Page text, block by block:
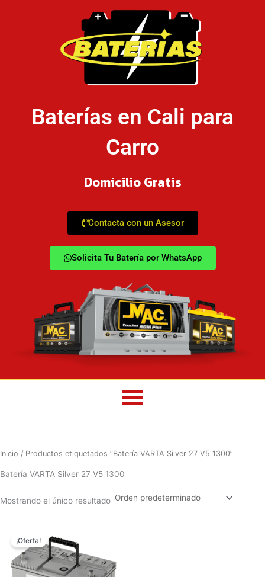
Baterías en Cali para
Carro
Domicilio Gratis
Contacta con un Asesor
Solicita Tu Batería por WhatsApp
Inicio / Productos etiquetados “Batería VARTA Silver 27 V5 1300”
Batería VARTA Silver 27 V5 1300
Mostrando el único resultado
¡Oferta!
precio
original
era:
$820,000.00.
es:
$789,000.00.